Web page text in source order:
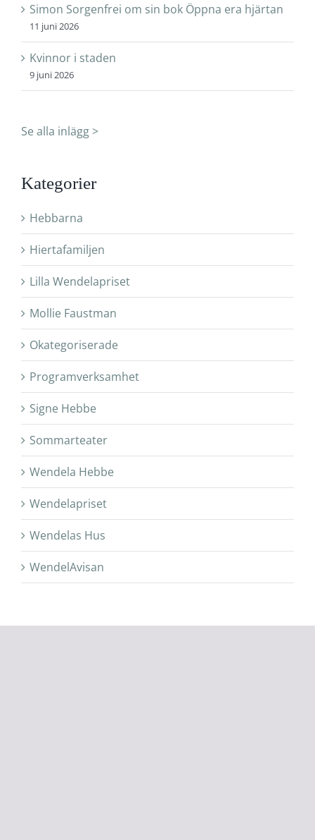
Simon Sorgenfrei om sin bok Öppna era hjärtan
11 juni 2026
Kvinnor i staden
9 juni 2026
Se alla inlägg >
Kategorier
Hebbarna
Hiertafamiljen
Lilla Wendelapriset
Mollie Faustman
Okategoriserade
Programverksamhet
Signe Hebbe
Sommarteater
Wendela Hebbe
Wendelapriset
Wendelas Hus
WendelAvisan